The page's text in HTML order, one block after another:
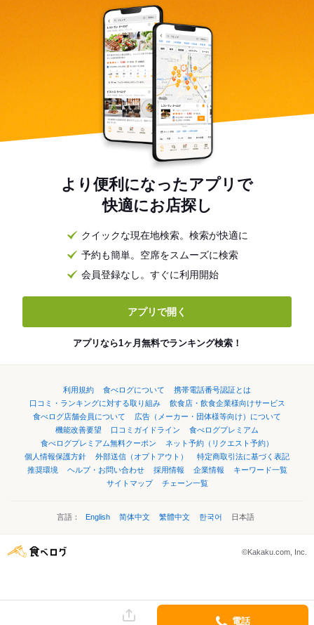
より便利になったアプリで
快適にお店探し
クイックな現在地検索。検索が快適に
予約も簡単。空席をスムーズに検索
会員登録なし。すぐに利用開始
アプリで開く
アプリなら1ヶ月無料でランキング検索！
利用規約 食べログについて
携帯電話番号認証とは
口コミ・ランキングに対する取り組み
飲食店・飲食企業様向けサービス
食べログ店舗会員について
広告（メーカー・団体様等向け）について
機能改善要望
口コミガイドライン
食べログプレミアム
食べログプレミアム無料クーポン
ネット予約（リクエスト予約）
個人情報保護方針
外部送信（オプトアウト）
特定商取引法に基づく表記
推奨環境
ヘルプ・お問い合わせ 採用情報 企業情報
キーワード一覧
サイトマップ
チェーン一覧
言語： English 简体中文 繁體中文 한국어 日本語
©Kakaku.com, Inc.
電話